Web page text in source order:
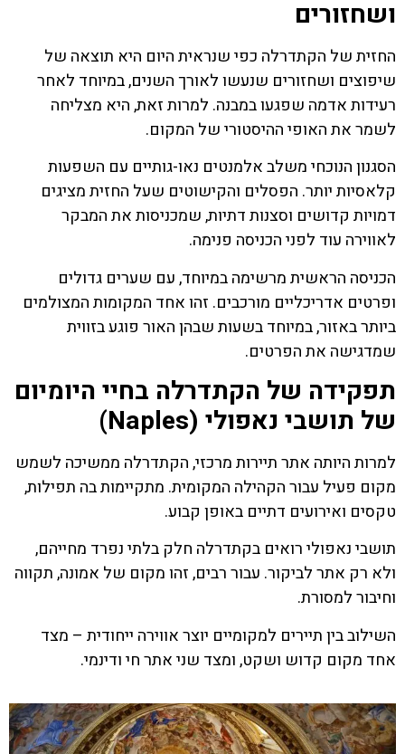
ושחזורים
החזית של הקתדרלה כפי שנראית היום היא תוצאה של
שיפוצים ושחזורים שנעשו לאורך השנים, במיוחד לאחר
רעידות אדמה שפגעו במבנה. למרות זאת, היא מצליחה
לשמר את האופי ההיסטורי של המקום.
הסגנון הנוכחי משלב אלמנטים נאו-גותיים עם השפעות
קלאסיות יותר. הפסלים והקישוטים שעל החזית מציגים
דמויות קדושים וסצנות דתיות, שמכניסות את המבקר
לאווירה עוד לפני הכניסה פנימה.
הכניסה הראשית מרשימה במיוחד, עם שערים גדולים
ופרטים אדריכליים מורכבים. זהו אחד המקומות המצולמים
ביותר באזור, במיוחד בשעות שבהן האור פוגע בזווית
שמדגישה את הפרטים.
תפקידה של הקתדרלה בחיי היומיום
של תושבי נאפולי (Naples)
למרות היותה אתר תיירות מרכזי, הקתדרלה ממשיכה לשמש
מקום פעיל עבור הקהילה המקומית. מתקיימות בה תפילות,
טקסים ואירועים דתיים באופן קבוע.
תושבי נאפולי רואים בקתדרלה חלק בלתי נפרד מחייהם,
ולא רק אתר לביקור. עבור רבים, זהו מקום של אמונה, תקווה
וחיבור למסורת.
השילוב בין תיירים למקומיים יוצר אווירה ייחודית – מצד
אחד מקום קדוש ושקט, ומצד שני אתר חי ודינמי.